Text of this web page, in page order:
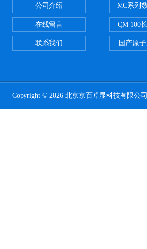
公司介绍
在线留言
联系我们
MC系列
QM 100
国产原
Copyright © 2026 北京京百卓显科技有限公